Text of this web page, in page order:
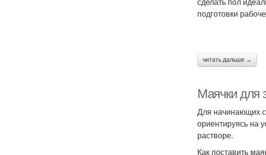
подготовки
читать дальше →
Маячки для
Для начинающих
ориентируясь на
растворе.
Как поставить